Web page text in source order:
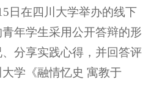
日在四川大学举办的线下
年学生采用公开答辩的形
分享实践心得，并回答评
学《融情忆史 寓教于